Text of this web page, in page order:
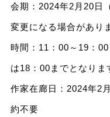
会期：2024年2月20日
変更になる場合があり
時間：11：00～19：
は18：00までとなりま
作家在廊日：2024年2
約不要